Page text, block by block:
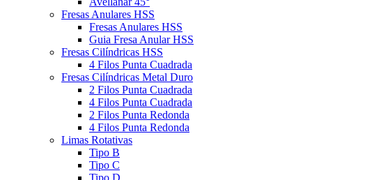
Fresas Anulares HSS
Fresas Anulares HSS
Guia Fresa Anular HSS
Fresas Cilíndricas HSS
4 Filos Punta Cuadrada
Fresas Cilíndricas Metal Duro
2 Filos Punta Cuadrada
4 Filos Punta Cuadrada
2 Filos Punta Redonda
4 Filos Punta Redonda
Limas Rotativas
Tipo B
Tipo C
Tipo D